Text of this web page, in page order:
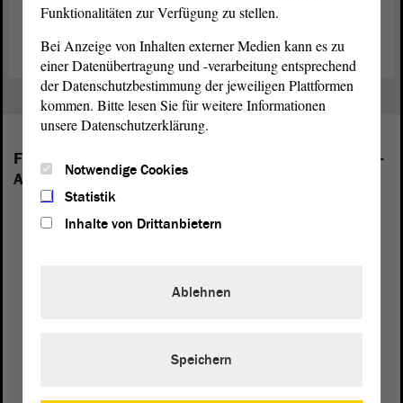
Fischaufstiegsanlagen finden Sie auf der
Internetseite der
Wasserkraftanlage Halle-Planena (Saale) .
Folgende Fraktionen sind im Landtag von Sachsen-
Anhalt vertreten:
Funktionalitäten zur Verfügung zu stellen.
Bei Anzeige von Inhalten externer Medien kann es zu
einer Datenübertragung und -verarbeitung entsprechend
der Datenschutzbestimmung der jeweiligen Plattformen
kommen. Bitte lesen Sie für weitere Informationen
unsere Datenschutzerklärung.
Notwendige Cookies
Statistik
Inhalte von Drittanbietern
Ablehnen
Speichern